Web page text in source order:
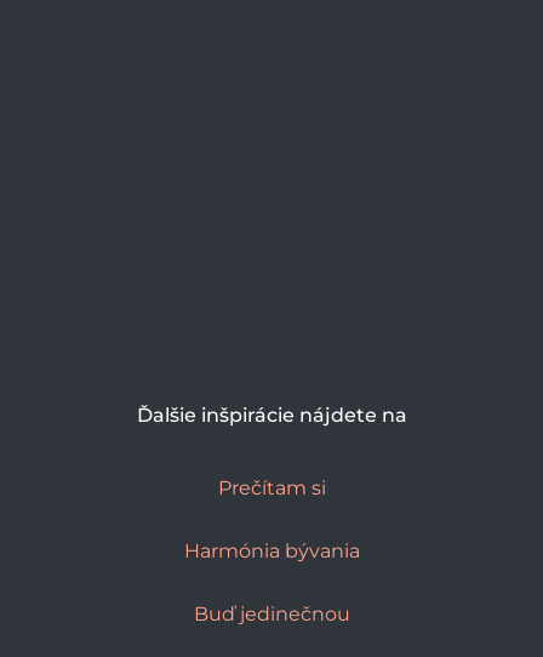
Ďalšie inšpirácie nájdete na
Prečítam si
Harmónia bývania
Buď jedinečnou